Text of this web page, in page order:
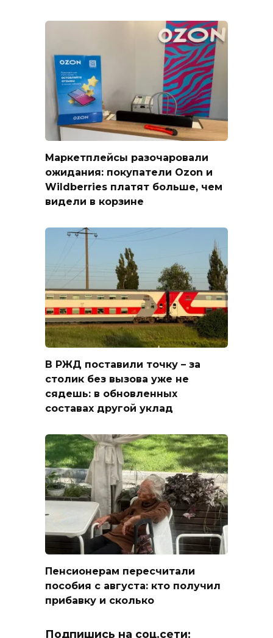
Маркетплейсы разочаровали
ожидания: покупатели Ozon и
Wildberries платят больше, чем
видели в корзине
В РЖД поставили точку – за
столик без вызова уже не
сядешь: в обновленных
составах другой уклад
Пенсионерам пересчитали
пособия с августа: кто получил
прибавку и сколько
Подпишись на соц.сети: